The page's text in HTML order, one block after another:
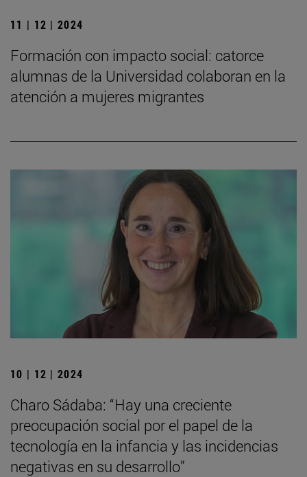
11 | 12 | 2024
Formación con impacto social: catorce
alumnas de la Universidad colaboran en la
atención a mujeres migrantes
10 | 12 | 2024
Charo Sádaba: “Hay una creciente
preocupación social por el papel de la
tecnología en la infancia y las incidencias
negativas en su desarrollo”